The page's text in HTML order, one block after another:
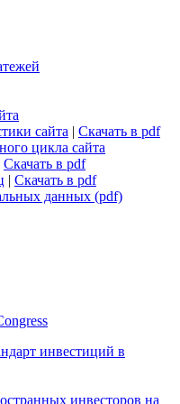
сайта | Скачать в pdf
цикла сайта
Скачать в pdf
| Скачать в pdf
данных (pdf)
инвестиций в
инвесторов на